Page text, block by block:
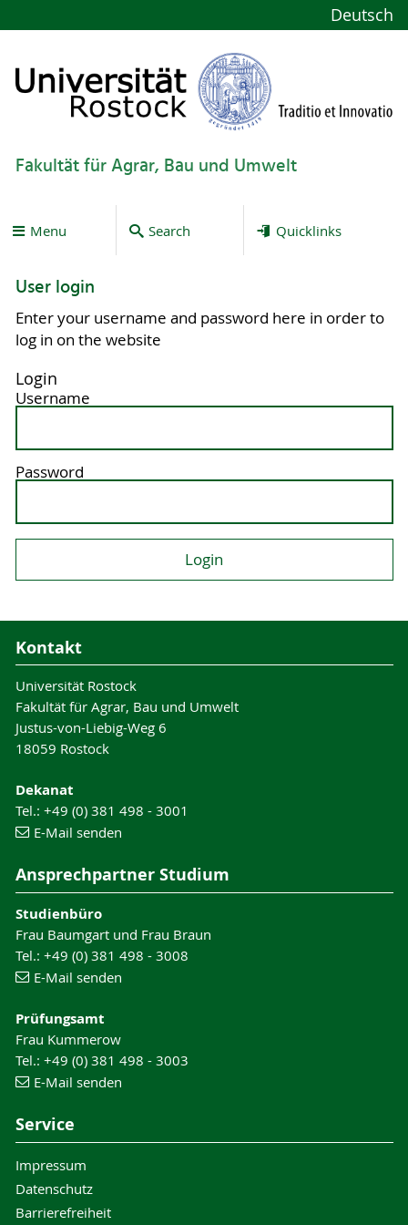
Deutsch
Fakultät für Agrar, Bau und Umwelt
Menu Search Quicklinks
User login
Enter your username and password here in order to
log in on the website
Login
Username
Password
Kontakt
Universität Rostock
Fakultät für Agrar, Bau und Umwelt
Justus-von-Liebig-Weg 6
18059 Rostock
Dekanat
Tel.: +49 (0) 381 498 - 3001
E-Mail senden
Ansprechpartner Studium
Studienbüro
Frau Baumgart und Frau Braun
Tel.: +49 (0) 381 498 - 3008
E-Mail senden
Prüfungsamt
Frau Kummerow
Tel.: +49 (0) 381 498 - 3003
E-Mail senden
Service
Impressum
Datenschutz
Barrierefreiheit